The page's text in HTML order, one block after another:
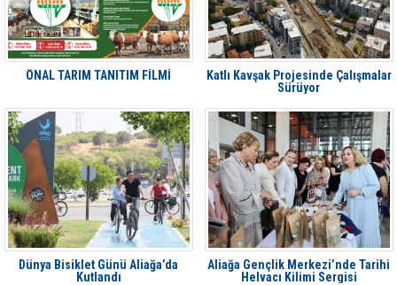
ÖNAL TARIM TANITIM FİLMİ
Katlı Kavşak Projesinde Çalışmalar
Sürüyor
Dünya Bisiklet Günü Aliağa’da
Kutlandı
Aliağa Gençlik Merkezi’nde Tarihi
Helvacı Kilimi Sergisi